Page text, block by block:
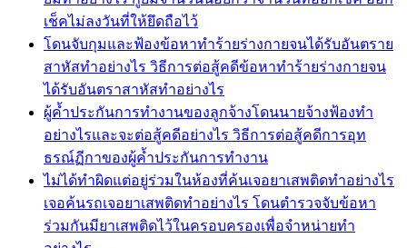
เช็คไม่ลงวันที่ให้ยึดถือไว้
โดนจับกุมและฟ้องข้อหาทำร้ายร่างกายจนได้รับอันตราย
สาหัสทำอย่างไร วิธีการต่อสู้คดีข้อหาทำร้ายร่างกายจน
ได้รับอันตราสาหัสทำอย่างไร
ผู้ค้ำประกันการทำงานของลูกจ้างโดนนายจ้างฟ้องทำ
อย่างไรและจะต่อสู้คดีอย่างไร วิธีการต่อสู้คดีการอุท
ธรณ์ฏีกาของผู้ค้ำประกันการทำงาน
ไม่ได้ทำผิดแต่อยู่ร่วมในห้องที่ค้นเจอยาเสพติดทำอย่างไร
เจอค้นรถเจอยาเสพติดทำอย่างไร โดนตำรวจจับข้อหา
ร่วมกันมียาเสพติดไว้ในครอบครองเพื่อจำหน่ายทำ